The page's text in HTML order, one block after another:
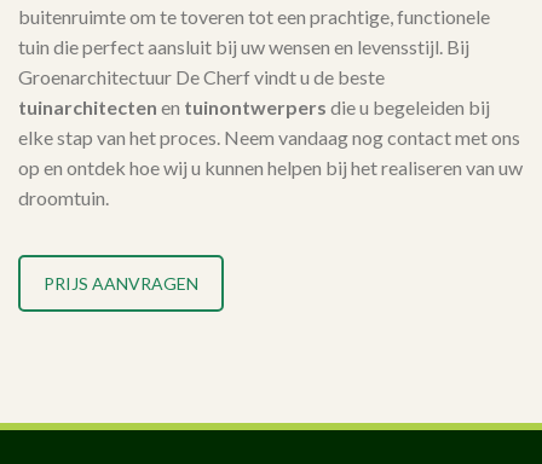
buitenruimte om te toveren tot een prachtige, functionele
tuin die perfect aansluit bij uw wensen en levensstijl. Bij
Groenarchitectuur De Cherf vindt u de beste
tuinarchitecten en tuinontwerpers die u begeleiden bij
elke stap van het proces. Neem vandaag nog contact met ons
op en ontdek hoe wij u kunnen helpen bij het realiseren van uw
droomtuin.
PRIJS AANVRAGEN